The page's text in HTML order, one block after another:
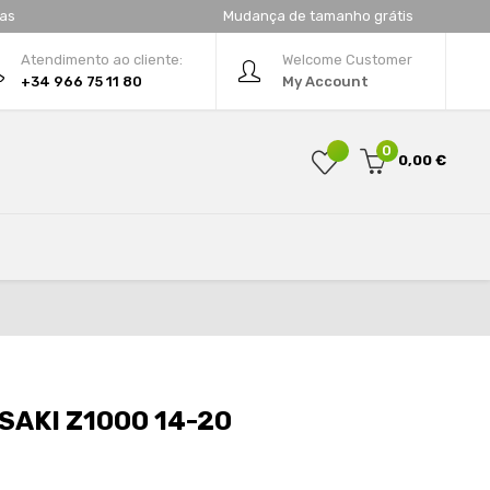
Mudança de tamanho grátis
Welcome Customer
My Account
Atendimento ao cliente:
+34 966 75 11 80
0
0,00 €
Z1000 14-20